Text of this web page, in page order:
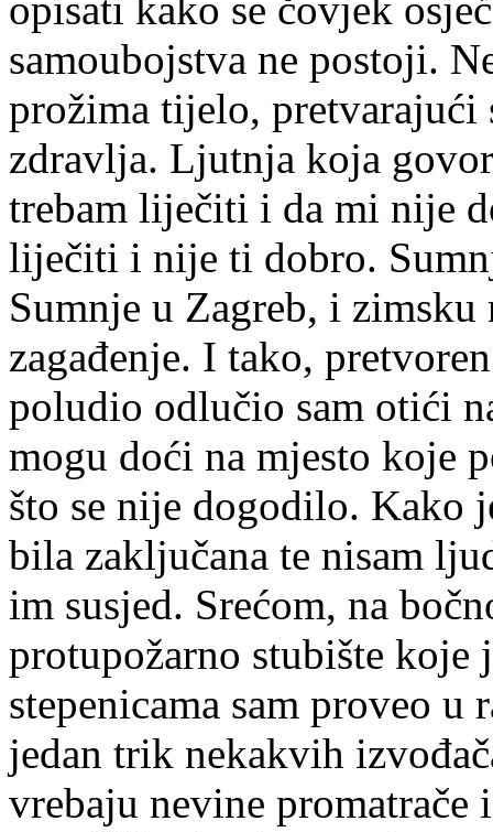
opisati kako se čovjek
samoubojstva ne postoji.
prožima tijelo,
zdravlja. Ljutnja koja
trebam liječiti i da mi nije
liječiti i nije ti dobro.
Sumnje u Zagreb, i
zagađenje. I tako,
poludio odlučio sam otići
mogu doći na mjesto koje
što se nije dogodilo. Kako
bila zaključana te nisam
im susjed. Srećom, na
protupožarno stubište koje
stepenicama sam proveo
jedan trik nekakvih
vrebaju nevine promatrače